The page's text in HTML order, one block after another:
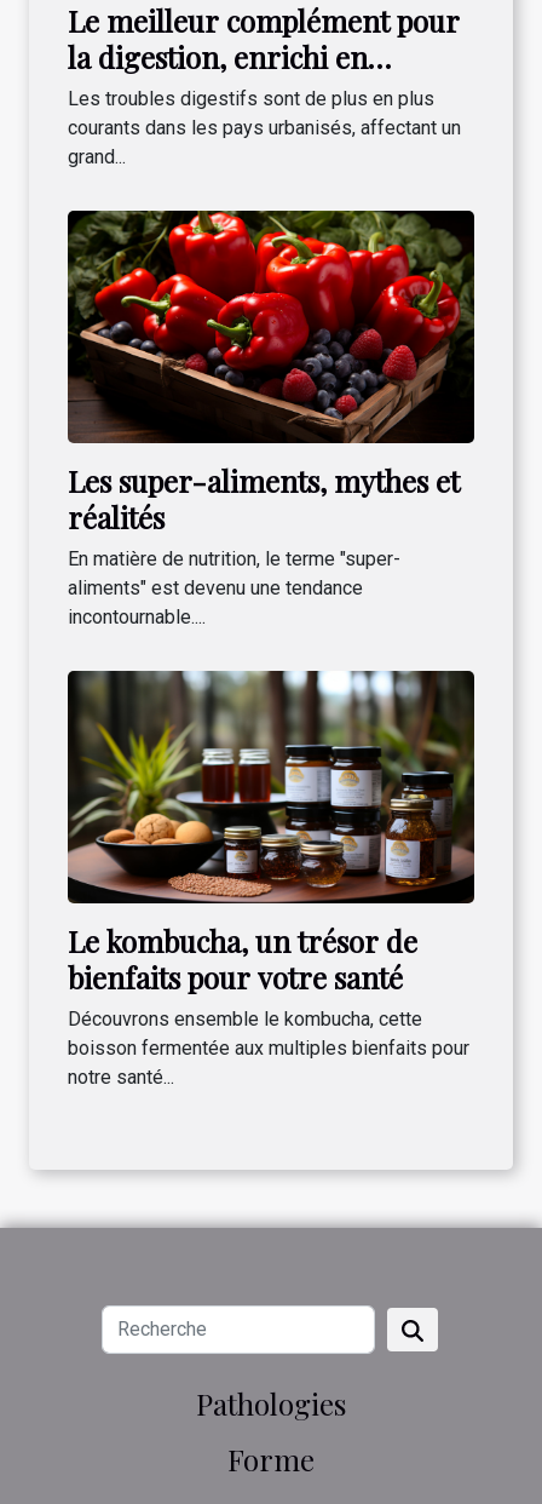
Le meilleur complément pour
la digestion, enrichi en
Lactobacillus gasseri !
Les troubles digestifs sont de plus en plus
courants dans les pays urbanisés, affectant un
grand...
Les super-aliments, mythes et
réalités
En matière de nutrition, le terme "super-
aliments" est devenu une tendance
incontournable....
Le kombucha, un trésor de
bienfaits pour votre santé
Découvrons ensemble le kombucha, cette
boisson fermentée aux multiples bienfaits pour
notre santé...
Pathologies
Forme